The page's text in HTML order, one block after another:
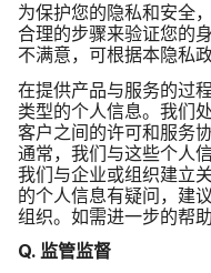
为​保护​您​的​隐私​和​安全
合理​的​步骤​来验​证​您​的​
不​满意，​可​根据​本​隐私​
在​提供​产品​与​服务​的​过
类型​的​个人​信息。​我们​
客户​之间​的​许可​和​服务​
通常，​我们​与​这些​个人​
我们​与​企业​或​组织​建立​
的​个人​信息​有​疑问，​建
组织。​如需进一步​的​帮
Q. 监管监督